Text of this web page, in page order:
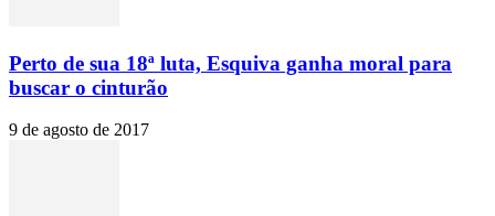
Perto de sua 18ª luta, Esquiva ganha moral para
buscar o cinturão
9 de agosto de 2017